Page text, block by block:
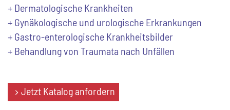
+ Dermatologische Krankheiten
+ Gynäkologische und urologische Erkrankungen
+ Gastro-enterologische Krankheitsbilder
+ Behandlung von Traumata nach Unfällen
Jetzt Katalog anfordern